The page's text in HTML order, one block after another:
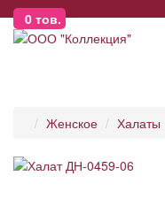
0 тов.
Женское Халаты